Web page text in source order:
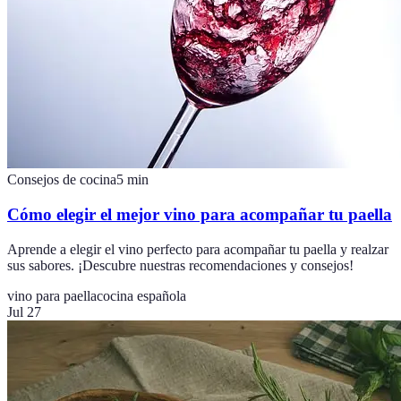
Consejos de cocina5 min
Cómo elegir el mejor vino para acompañar tu paella
Aprende a elegir el vino perfecto para acompañar tu paella y realzar
sus sabores. ¡Descubre nuestras recomendaciones y consejos!
vino para paellacocina española
Jul 27